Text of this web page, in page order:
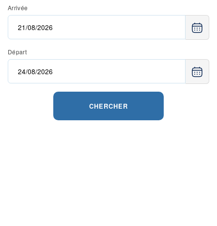
Arrivée
Départ
CHERCHER